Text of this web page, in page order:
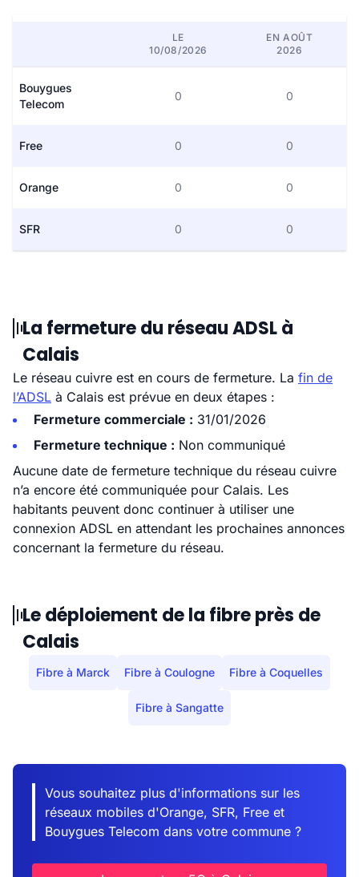
LE
10/08/2026
EN AOÛT
2026
Bouygues
Telecom
0 0
Free 0 0
Orange 0 0
SFR 0 0
La fermeture du réseau ADSL à
Calais
Le réseau cuivre est en cours de fermeture. La fin de
l’ADSL à Calais est prévue en deux étapes :
Fermeture commerciale : 31/01/2026
Fermeture technique : Non communiqué
Aucune date de fermeture technique du réseau cuivre
n’a encore été communiquée pour Calais. Les
habitants peuvent donc continuer à utiliser une
connexion ADSL en attendant les prochaines annonces
concernant la fermeture du réseau.
Le déploiement de la fibre près de
Calais
Fibre à Marck Fibre à Coulogne Fibre à Coquelles
Fibre à Sangatte
Vous souhaitez plus d'informations sur les
réseaux mobiles d'Orange, SFR, Free et
Bouygues Telecom dans votre commune ?